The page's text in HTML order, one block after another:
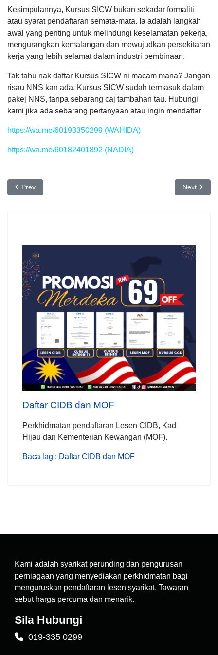
Kesimpulannya, Kursus SICW bukan sekadar formaliti
atau syarat pendaftaran semata-mata. Ia adalah langkah
awal yang penting untuk melindungi keselamatan pekerja,
mengurangkan kemalangan dan mewujudkan persekitaran
kerja yang lebih selamat dalam industri pembinaan.
Tak tahu nak daftar Kursus SICW ni macam mana? Jangan
risau NNS kan ada. Kursus SICW sudah termasuk dalam
pakej NNS, tanpa sebarang caj tambahan tau. Hubungi
kami jika ada sebarang pertanyaan atau ingin mendaftar
https://wa.me/60193350299 (WAHIDA)
https://wa.me/60182401892 (NADIA)
Previous article: LANGKAH PERTAMA SEBELUM DAFTAR
Prev Next
Next
Daftar CIDB dan MOF
Perkhidmatan pendaftaran Lesen CIDB, Kad
Hijau dan Kementerian Kewangan (MOF).
Baca lagi: Daftar CIDB dan MOF
Kami adalah syarikat perunding dan pengurusan
perniagaan yang menyediakan perkhidmatan bagi
menguruskan pendaftaran lesen syarikat. Tawaran
sebut harga percuma dan menarik.
Sila Hubungi
019-335 0299